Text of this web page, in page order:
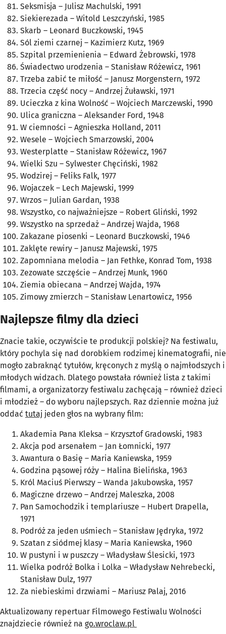
Seksmisja – Julisz Machulski, 1991
Siekierezada – Witold Leszczyński, 1985
Skarb – Leonard Buczkowski, 1945
Sól ziemi czarnej – Kazimierz Kutz, 1969
Szpital przemienienia – Edward Żebrowski, 1978
Świadectwo urodzenia – Stanisław Różewicz, 1961
Trzeba zabić te miłość – Janusz Morgenstern, 1972
Trzecia część nocy – Andrzej Żuławski, 1971
Ucieczka z kina Wolność – Wojciech Marczewski, 1990
Ulica graniczna – Aleksander Ford, 1948
W ciemności – Agnieszka Holland, 2011
Wesele – Wojciech Smarzowski, 2004
Westerplatte – Stanisław Różewicz, 1967
Wielki Szu – Sylwester Chęciński, 1982
Wodzirej – Feliks Falk, 1977
Wojaczek – Lech Majewski, 1999
Wrzos – Julian Gardan, 1938
Wszystko, co najważniejsze – Robert Gliński, 1992
Wszystko na sprzedaż – Andrzej Wajda, 1968
Zakazane piosenki – Leonard Buczkowski, 1946
Zaklęte rewiry – Janusz Majewski, 1975
Zapomniana melodia – Jan Fethke, Konrad Tom, 1938
Zezowate szczęście – Andrzej Munk, 1960
Ziemia obiecana – Andrzej Wajda, 1974
Zimowy zmierzch – Stanisław Lenartowicz, 1956
Najlepsze filmy dla dzieci
Znacie takie, oczywiście te produkcji polskiej? Na festiwalu,
który pochyla się nad dorobkiem rodzimej kinematografii, nie
mogło zabraknąć tytułów, kręconych z myślą o najmłodszych i
młodych widzach. Dlatego powstała również lista z takimi
filmami, a organizatorzy festiwalu zachęcają – również dzieci
i młodzież – do wyboru najlepszych. Raz dziennie można już
oddać tutaj jeden głos na wybrany film:
Akademia Pana Kleksa – Krzysztof Gradowski, 1983
Akcja pod arsenałem – Jan Łomnicki, 1977
Awantura o Basię – Maria Kaniewska, 1959
Godzina pąsowej róży – Halina Bielińska, 1963
Król Maciuś Pierwszy – Wanda Jakubowska, 1957
Magiczne drzewo – Andrzej Maleszka, 2008
Pan Samochodzik i templariusze – Hubert Drapella,
1971
Podróż za jeden uśmiech – Stanisław Jędryka, 1972
Szatan z siódmej klasy – Maria Kaniewska, 1960
W pustyni i w puszczy – Władysław Ślesicki, 1973
Wielka podróż Bolka i Lolka – Władysław Nehrebecki,
Stanisław Dulz, 1977
Za niebieskimi drzwiami – Mariusz Palaj, 2016
Aktualizowany repertuar Filmowego Festiwalu Wolności
znajdziecie również na go.wroclaw.pl